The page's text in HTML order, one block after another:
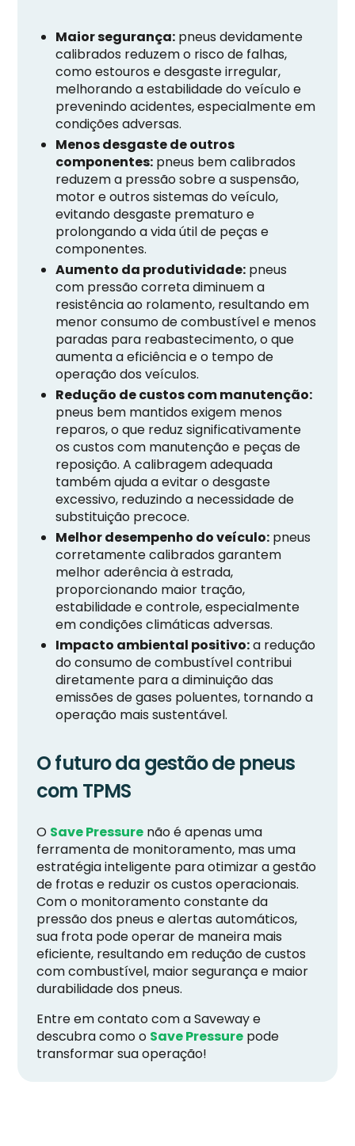
Maior segurança: pneus devidamente
calibrados reduzem o risco de falhas,
como estouros e desgaste irregular,
melhorando a estabilidade do veículo e
prevenindo acidentes, especialmente em
condições adversas.
Menos desgaste de outros
componentes: pneus bem calibrados
reduzem a pressão sobre a suspensão,
motor e outros sistemas do veículo,
evitando desgaste prematuro e
prolongando a vida útil de peças e
componentes.
Aumento da produtividade: pneus
com pressão correta diminuem a
resistência ao rolamento, resultando em
menor consumo de combustível e menos
paradas para reabastecimento, o que
aumenta a eficiência e o tempo de
operação dos veículos.
Redução de custos com manutenção:
pneus bem mantidos exigem menos
reparos, o que reduz significativamente
os custos com manutenção e peças de
reposição. A calibragem adequada
também ajuda a evitar o desgaste
excessivo, reduzindo a necessidade de
substituição precoce.
Melhor desempenho do veículo: pneus
corretamente calibrados garantem
melhor aderência à estrada,
proporcionando maior tração,
estabilidade e controle, especialmente
em condições climáticas adversas.
Impacto ambiental positivo:a redução
do consumo de combustível contribui
diretamente para a diminuição das
emissões de gases poluentes, tornando a
operação mais sustentável.
O futuro da gestão de pneus
com TPMS
O Save Pressure não é apenas uma
ferramenta de monitoramento, mas uma
estratégia inteligente para otimizar a gestão
de frotas e reduzir os custos operacionais.
Com o monitoramento constante da
pressão dos pneus e alertas automáticos,
sua frota pode operar de maneira mais
eficiente, resultando em redução de custos
com combustível, maior segurança e maior
durabilidade dos pneus.
Entre em contato com a Saveway e
descubra como o Save Pressure pode
transformar sua operação!